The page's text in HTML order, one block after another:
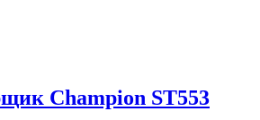
Champion ST553